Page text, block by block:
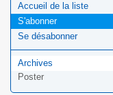
Accueil de la liste
S'abonner
Se désabonner
Archives
Poster